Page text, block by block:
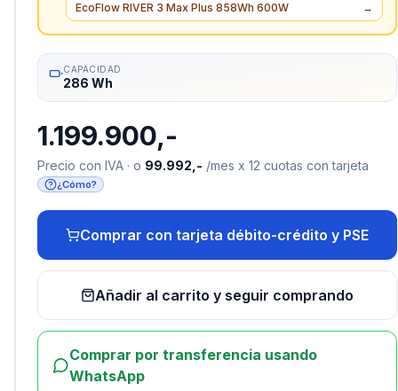
EcoFlow RIVER 3 Max Plus 858Wh 600W →
CAPACIDAD
286 Wh
1.199.900,-
Precio con IVA · o 99.992,- /mes x 12 cuotas con tarjeta
¿Cómo?
Comprar con tarjeta débito-crédito y PSE
Añadir al carrito y seguir comprando
Comprar por transferencia usando
WhatsApp